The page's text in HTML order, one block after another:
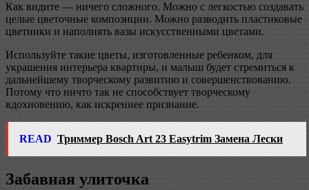
Как видите — ничего сложного. Можно с легкостью создавать
целые цветочные композиции. Можно разводить пластиковые
цветники и наполнять вазы искусственными цветами.
Используйте такие цветы, изготовленные ребенком, для
украшения интерьера квартиры, и малыш будет стремиться к
дальнейшему творческому развитию и совершенствованию.
Потому что ничто так не способствует творческому
вдохновению, как искреннее признание.
READ Триммер Bosch Art 23 Easytrim Замена Лески
Забавная улиточка